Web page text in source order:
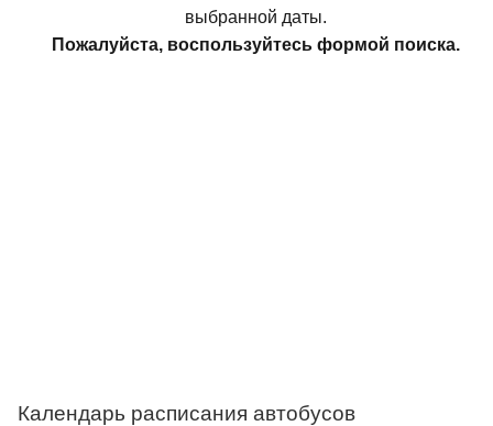
выбранной даты.
Пожалуйста, воспользуйтесь формой поиска.
Календарь расписания автобусов